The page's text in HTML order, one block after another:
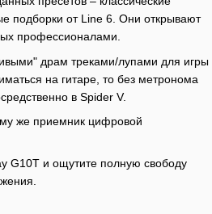
подборки от Line 6. Они открывают
профессионалами.
драм треками/лупами для игры
на гитаре, то без метронома
в Spider V.
же приемник цифровой
G10T и ощутите полную свободу